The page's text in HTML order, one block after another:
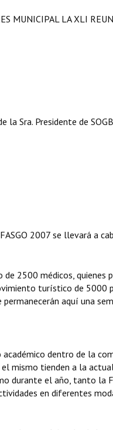
MUNICIPAL LA XLI
Sra. Presidente de
2007 se llevará a
2500 médicos,
turístico de 5000
aquí una
dentro de la
mismo tienden a la
durante el año, tanto la
en diferentes